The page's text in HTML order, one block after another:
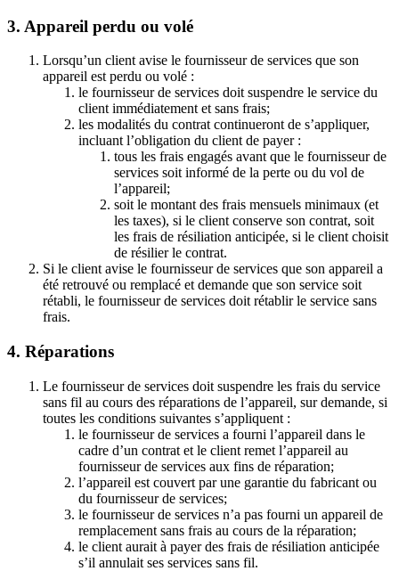
3. Appareil perdu ou volé
Lorsqu’un client avise le fournisseur de services que son
appareil est perdu ou volé :
le fournisseur de services doit suspendre le service du
client immédiatement et sans frais;
les modalités du contrat continueront de s’appliquer,
incluant l’obligation du client de payer :
tous les frais engagés avant que le fournisseur de
services soit informé de la perte ou du vol de
l’appareil;
soit le montant des frais mensuels minimaux (et
les taxes), si le client conserve son contrat, soit
les frais de résiliation anticipée, si le client choisit
de résilier le contrat.
Si le client avise le fournisseur de services que son appareil a
été retrouvé ou remplacé et demande que son service soit
rétabli, le fournisseur de services doit rétablir le service sans
frais.
4. Réparations
Le fournisseur de services doit suspendre les frais du service
sans fil au cours des réparations de l’appareil, sur demande, si
toutes les conditions suivantes s’appliquent :
le fournisseur de services a fourni l’appareil dans le
cadre d’un contrat et le client remet l’appareil au
fournisseur de services aux fins de réparation;
l’appareil est couvert par une garantie du fabricant ou
du fournisseur de services;
le fournisseur de services n’a pas fourni un appareil de
remplacement sans frais au cours de la réparation;
le client aurait à payer des frais de résiliation anticipée
s’il annulait ses services sans fil.